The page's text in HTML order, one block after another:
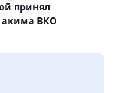
принял
акима ВКО